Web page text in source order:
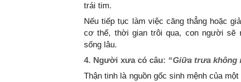
trái tim.
Nếu tiếp tục làm việc căng thẳng hoặc
cơ thể, thời gian trôi qua, con người sẽ
sống lâu.
4. Người xưa có câu: “Giữa trưa không
Thận tinh là nguồn gốc sinh mệnh của